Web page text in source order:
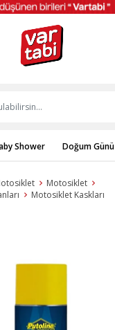
Shower Doğum Günü
Motosiklet
Motosiklet Kaskları